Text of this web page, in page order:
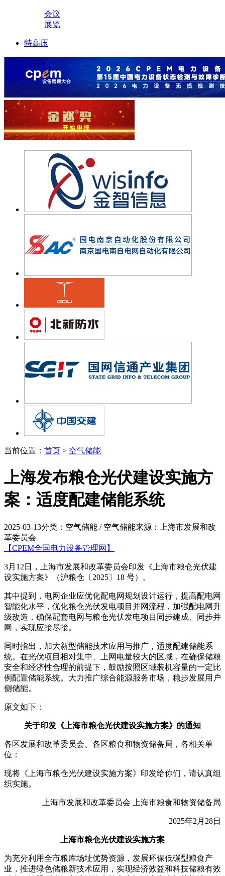
会议
展览
特高压
当前位置： 首页 > 空气储能
上海发布粮仓光伏建设实施方
案：适度配建储能系统
2025-03-13分类：空气储能 / 空气储能来源：上海市发展和改
革委员会
【CPEM全国电力设备管理网】
3月12日，上海市发展和改革委员会印发《上海市粮仓光伏建
设实施方案》（沪粮仓〔2025〕18 号）。
其中提到，电网企业应优化配电网规划设计运行，提高配电网
智能化水平，优化粮仓光伏发电项目并网流程，加强配电网升
级改造，确保配套电网与粮仓光伏发电项目同步建成、同步并
网，实现应接尽接。
同时指出，加大新型储能技术应用与推广，适度配建储能系
统。在光伏项目相对集中、上网电量较大的区域，在确保储粮
安全和经济性合理的前提下，鼓励按照区域装机容量的一定比
例配置储能系统。大力推广综合能源服务市场，稳步发展用户
侧储能。
原文如下：
关于印发《上海市粮仓光伏建设实施方案》的通知
各区发展和改革委员会、各区粮食和物资储备局，各相关单
位：
现将《上海市粮仓光伏建设实施方案》印发给你们，请认真组
织实施。
上海市发展和改革委员会 上海市粮食和物资储备局
2025年2月28日
上海市粮仓光伏建设实施方案
为充分利用全市粮库场址优势资源，发展环保低碳型粮食产
业，推进绿色储粮新技术应用，实现经济效益和科技储粮有效